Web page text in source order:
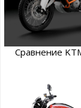
Сравнение